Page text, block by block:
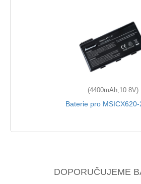
(4400mAh,10.8V)
Baterie pro MSICX620-
DOPORUČUJEME